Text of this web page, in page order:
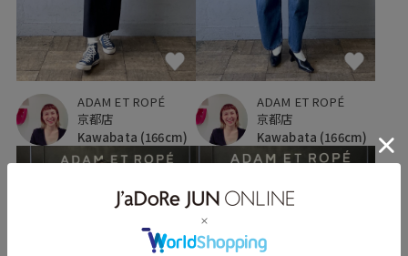
ADAM ET ROPÉ
京都店
Kawabata (166cm)
ADAM ET ROPÉ
京都店
Kawabata (166cm)